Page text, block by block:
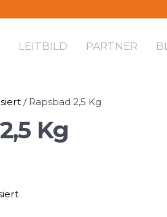
LEITBILD PARTNER
/ Rapsbad 2,5 Kg
Kg